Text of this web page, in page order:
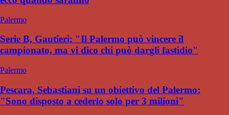
Palermo
Serie B, Gautieri: "Il Palermo può vincere il
campionato, ma vi dico chi può dargli fastidio"
Palermo
Pescara, Sebastiani su un obiettivo del Palermo:
"Sono disposto a cederlo solo per 3 milioni"